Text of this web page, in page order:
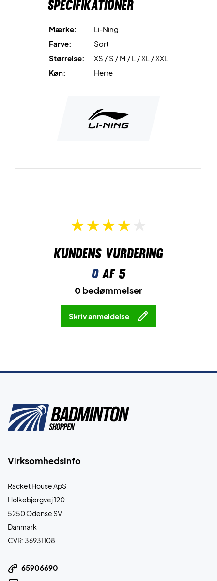
Specifikationer
Mærke:
Li-Ning
Farve:
Sort
Størrelse:
XS / S / M / L / XL / XXL
Køn:
Herre
Kundens vurdering
0af 5
0 bedømmelser
Skriv anmeldelse
Virksomhedsinfo
Racket House ApS
Holkebjergvej 120
5250 Odense SV
Danmark
CVR: 36931108
65906690